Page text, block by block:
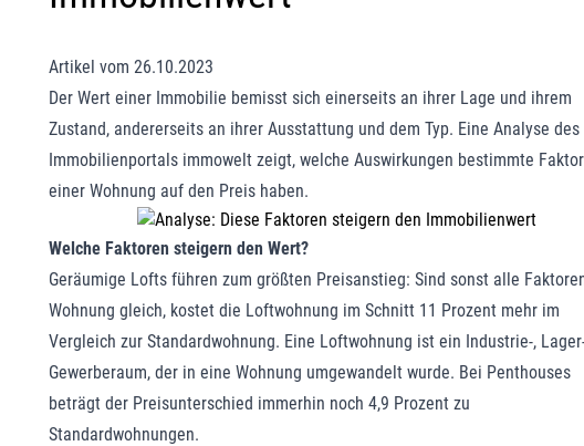
Artikel vom 26.10.2023
Der Wert einer Immobilie bemisst sich einerseits an ihrer Lage und ihrem
Zustand, andererseits an ihrer Ausstattung und dem Typ. Eine Analyse des
Immobilienportals immowelt zeigt, welche Auswirkungen bestimmte
einer Wohnung auf den Preis haben.
Welche Faktoren steigern den Wert?
Geräumige Lofts führen zum größten Preisanstieg: Sind sonst alle
Wohnung gleich, kostet die Loftwohnung im Schnitt 11 Prozent mehr im
Vergleich zur Standardwohnung. Eine Loftwohnung ist ein Industrie-,
Gewerberaum, der in eine Wohnung umgewandelt wurde. Bei Penthouses
beträgt der Preisunterschied immerhin noch 4,9 Prozent zu
Standardwohnungen.